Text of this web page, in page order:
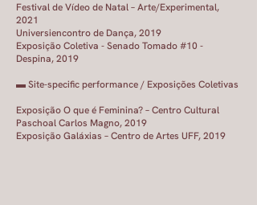
Festival de Vídeo de Natal – Arte/Experimental,
2021
Universiencontro de Dança, 2019
Exposição Coletiva - Senado Tomado #10 -
Despina, 2019
▬ Site-specific performance / Exposições Coletivas
Exposição O que é Feminina? – Centro Cultural
Paschoal Carlos Magno, 2019
Exposição Galáxias – Centro de Artes UFF, 2019